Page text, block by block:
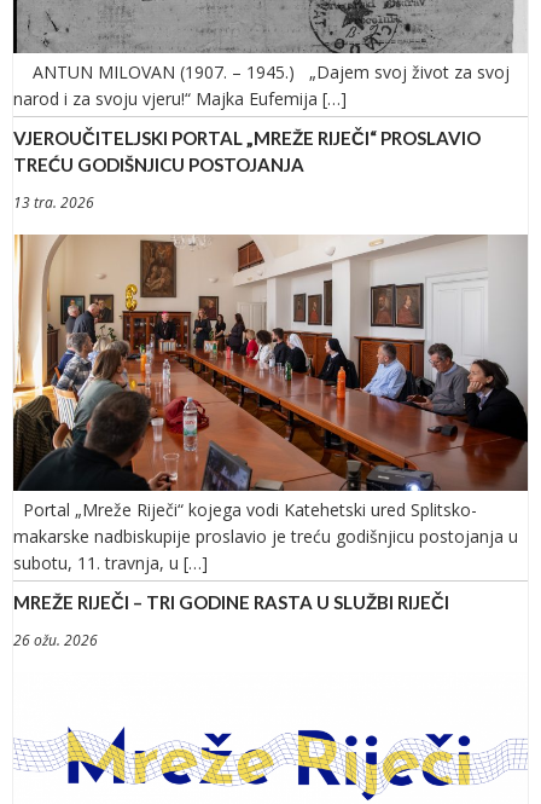
ANTUN MILOVAN (1907. – 1945.) „Dajem svoj život za svoj
narod i za svoju vjeru!“ Majka Eufemija […]
VJEROUČITELJSKI PORTAL „MREŽE RIJEČI“ PROSLAVIO
TREĆU GODIŠNJICU POSTOJANJA
13 tra. 2026
Portal „Mreže Riječi“ kojega vodi Katehetski ured Splitsko-
makarske nadbiskupije proslavio je treću godišnjicu postojanja u
subotu, 11. travnja, u […]
MREŽE RIJEČI – TRI GODINE RASTA U SLUŽBI RIJEČI
26 ožu. 2026